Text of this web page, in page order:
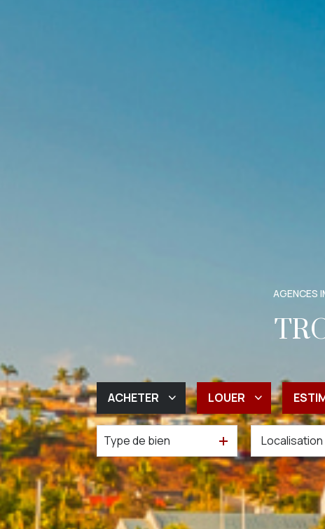
AGENCES
ACHETER
De l'ancien
De l'immo pro
LOUER
à l'année
De l'immo pro
Type de bien